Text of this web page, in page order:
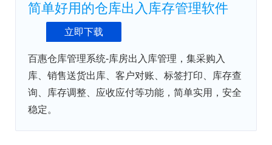
简单好用的仓库出入库存管理软件
立即下载
百惠仓库管理系统-库房出入库管理，集采购入
库、销售送货出库、客户对账、标签打印、库存查
询、库存调整、应收应付等功能，简单实用，安全
稳定。